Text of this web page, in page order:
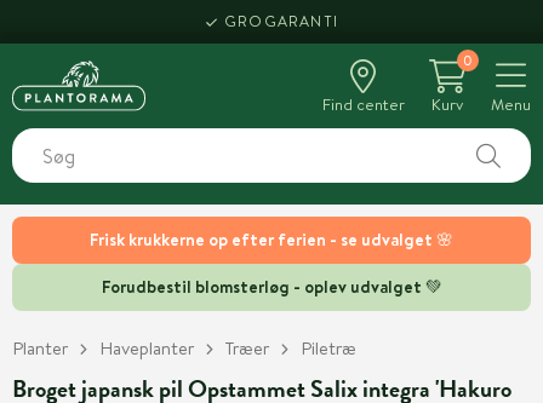
Frisk krukkerne op efter ferien - se udvalget 🌸
Forudbestil blomsterløg - oplev udvalget 💚
GROGARANTI
Find center
0
Kurv
Menu
Planter Haveplanter Træer Piletræ
Broget japansk pil Opstammet Salix integra 'Hakuro